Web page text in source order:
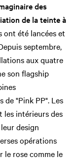
des
de la teinte à
ont été lancées et
septembre,
aux quatre
son flagship
"Pink PP". Les
les intérieurs des
design
opérations
le rose comme le